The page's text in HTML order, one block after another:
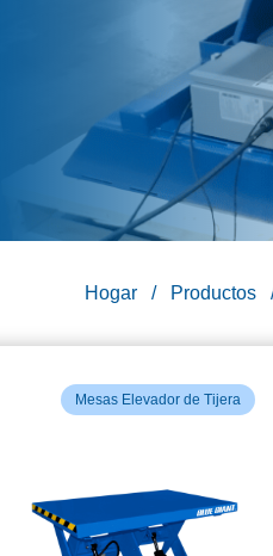
Hogar Productos
Mesas Elevador de Tijera